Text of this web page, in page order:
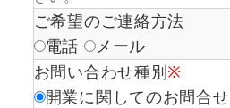
ご希望のご連絡方法
電話
メール
お問い合わせ種別 ※
開業に関してのお問合せ